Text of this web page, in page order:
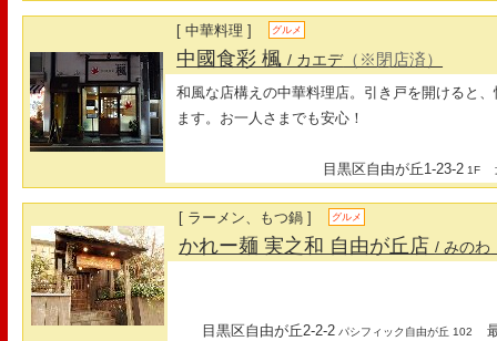
[ 中華料理 ] グルメ
中國食彩 楓/ カエデ（※閉店済）
和風な店構えの中華料理店。引き戸を開けると
ます。お一人さまでも安心！
目黒区自由が丘1-23-2 1F
[ ラーメン、もつ鍋 ] グルメ
かれー麺 実之和 自由が丘店/ みのわ
目黒区自由が丘2-2-2 パシフィック自由が丘 102